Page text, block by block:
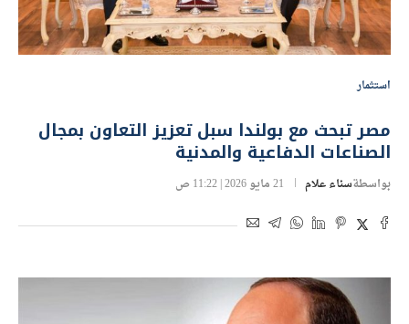
استثمار
مصر تبحث مع بولندا سبل تعزيز التعاون بمجال
الصناعات الدفاعية والمدنية
بواسطةسناء علام 21 مايو 2026 | 11:22 ص